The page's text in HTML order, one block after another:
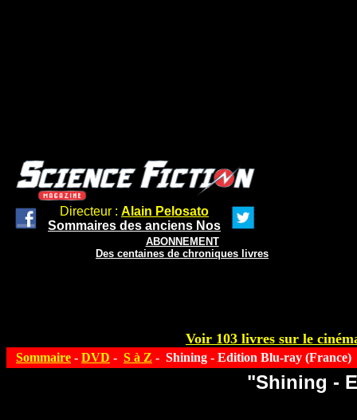
Directeur : Alain Pelosato
Sommaires des anciens Nos
ABONNEMENT
Des centaines de chroniques livres
Voir 103 livres sur le
Sommaire - DVD - S à Z - Shining - Edition Blu-ray (France)
"Shining -